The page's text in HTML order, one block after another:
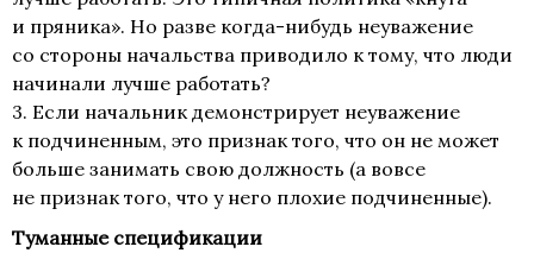
и пряника». Но разве когда-нибудь неуважение
со стороны начальства приводило к тому, что люди
начинали лучше работать?
3. Если начальник демонстрирует неуважение
к подчиненным, это признак того, что он не может
больше занимать свою должность (а вовсе
не признак того, что у него плохие подчиненные).
Туманные спецификации